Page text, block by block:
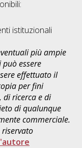
istituzionali
più ampie
essere
effettuato il
per fini
di ricerca e di
di qualunque
commerciale.